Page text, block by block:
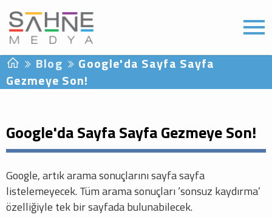
Blog
Google'da Sayfa Sayfa
Gezmeye Son!
Google'da Sayfa Sayfa Gezmeye Son!
Google, artık arama sonuçlarını sayfa sayfa
listelemeyecek. Tüm arama sonuçları ‘sonsuz kaydırma’
özelliğiyle tek bir sayfada bulunabilecek.